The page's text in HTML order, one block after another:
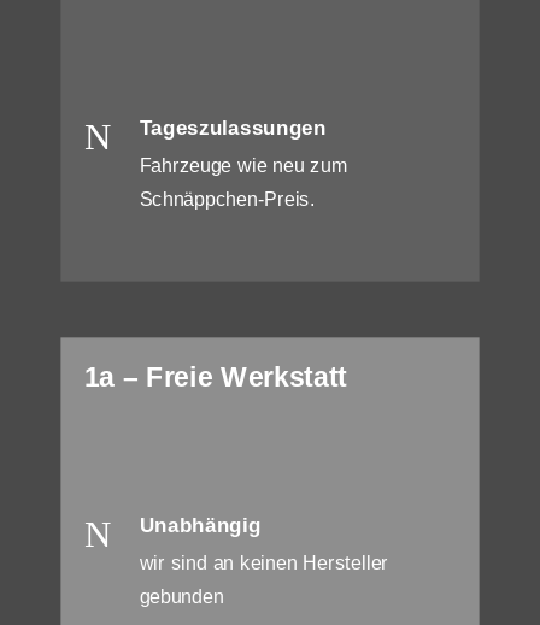
N Tageszulassungen
Fahrzeuge wie neu zum
Schnäppchen-Preis.
1a – Freie Werkstatt
N Unabhängig
wir sind an keinen Hersteller
gebunden